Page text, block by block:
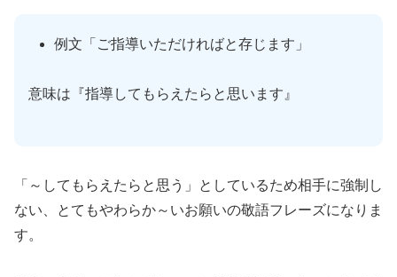
例文「ご指導いただければと存じます」
意味は『指導してもらえたらと思います』
「～してもらえたらと思う」としているため相手に強制し
ない、とてもやわらか～いお願いの敬語フレーズになりま
す。